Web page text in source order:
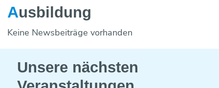
Ausbildung
Keine Newsbeiträge vorhanden
Unsere nächsten